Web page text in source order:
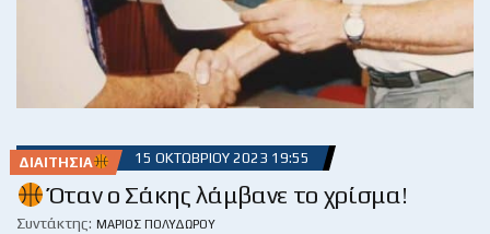
ΔΙΑΙΤΗΣΊΑ 15 ΟΚΤΩΒΡΊΟΥ 2023 19:55
Όταν ο Σάκης λάμβανε το χρίσμα!
Συντάκτης: ΜΆΡΙΟΣ ΠΟΛΥΔΏΡΟΥ